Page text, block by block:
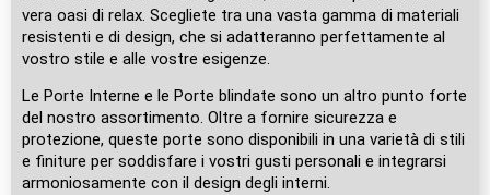
vera oasi di relax. Scegliete tra una vasta gamma di materiali
resistenti e di design, che si adatteranno perfettamente al
vostro stile e alle vostre esigenze.
Le Porte Interne e le Porte blindate sono un altro punto forte
del nostro assortimento. Oltre a fornire sicurezza e
protezione, queste porte sono disponibili in una varietà di stili
e finiture per soddisfare i vostri gusti personali e integrarsi
armoniosamente con il design degli interni.